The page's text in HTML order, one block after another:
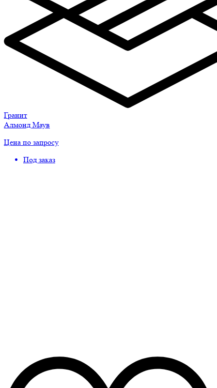
Гранит
Алмонд Маув
Цена по запросу
Под заказ